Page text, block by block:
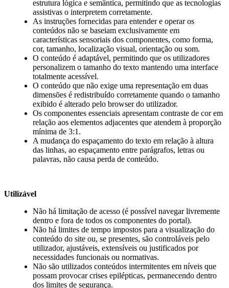
estrutura lógica e semântica, permitindo que as tecnologias
assistivas o interpretem corretamente.
As instruções fornecidas para entender e operar os
conteúdos não se baseiam exclusivamente em
características sensoriais dos componentes, como forma,
cor, tamanho, localização visual, orientação ou som.
O conteúdo é adaptável, permitindo que os utilizadores
personalizem o tamanho do texto mantendo uma interface
totalmente acessível.
O conteúdo que não exige uma representação em duas
dimensões é redistribuído corretamente quando o tamanho
exibido é alterado pelo browser do utilizador.
Os componentes essenciais apresentam contraste de cor em
relação aos elementos adjacentes que atendem à proporção
mínima de 3:1.
A mudança do espaçamento do texto em relação à altura
das linhas, ao espaçamento entre parágrafos, letras ou
palavras, não causa perda de conteúdo.
Utilizável
Não há limitação de acesso (é possível navegar livremente
dentro e fora de todos os componentes do portal).
Não há limites de tempo impostos para a visualização do
conteúdo do site ou, se presentes, são controláveis pelo
utilizador, ajustáveis, extensíveis ou justificados por
necessidades funcionais ou normativas.
Não são utilizados conteúdos intermitentes em níveis que
possam provocar crises epilépticas, permanecendo dentro
dos limites de segurança.